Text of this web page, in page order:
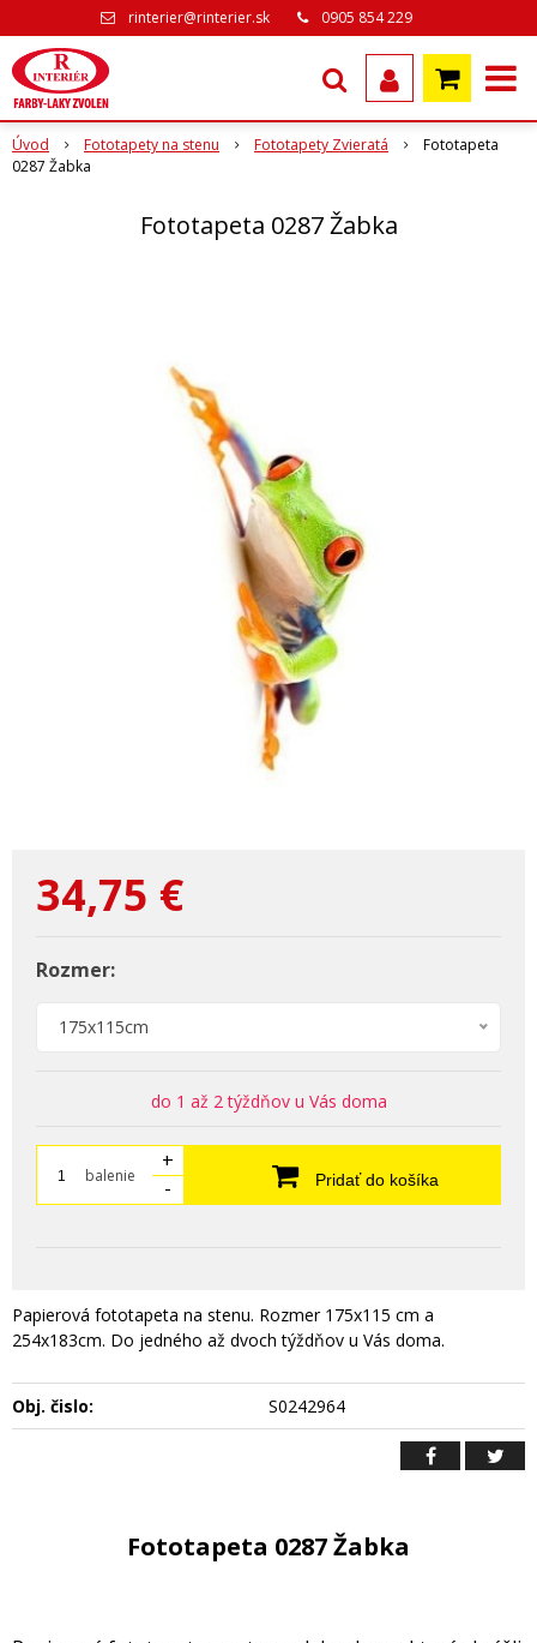
rinterier@rinterier.sk 0905 854 229
Úvod Fototapety na stenu Fototapety Zvieratá
Fototapeta
0287 Žabka
Fototapeta 0287 Žabka
34,75 €
Rozmer:
175x115cm
do 1 až 2 týždňov u Vás doma
balenie
+
-
Pridať do košíka
Papierová fototapeta na stenu. Rozmer 175x115 cm a
254x183cm. Do jedného až dvoch týždňov u Vás doma.
Obj. čislo: S0242964
Fototapeta 0287 Žabka